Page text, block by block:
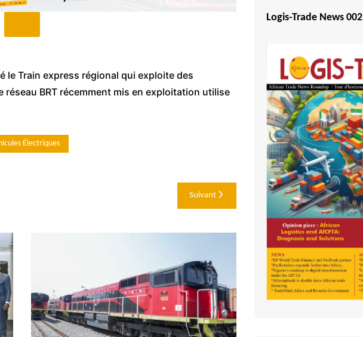
le Train express régional qui exploite des
BRT récemment mis en exploitation utilise
Électriques
Suivant
Logis-Trade News 002